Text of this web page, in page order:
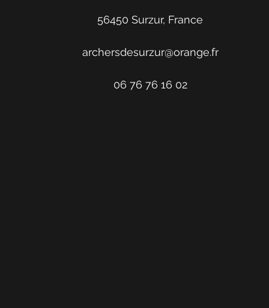
56450 Surzur, France
archersdesurzur@orange.fr
06 76 76 16 02